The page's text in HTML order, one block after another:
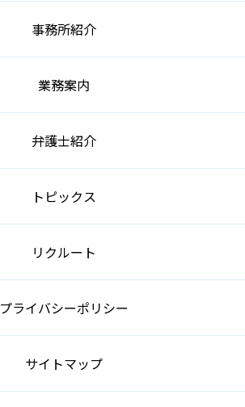
事務所紹介
業務案内
弁護士紹介
トピックス
リクルート
プライバシーポリシー
サイトマップ